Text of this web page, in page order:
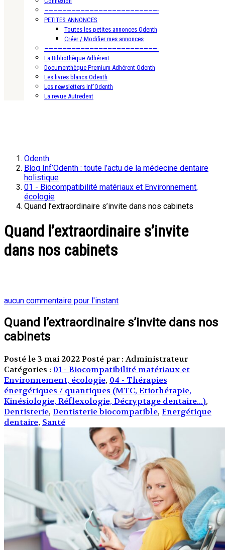
—————————————————————————-
PETITES ANNONCES
Toutes les petites annonces Odenth
Créer / Modifier mes annonces
—————————————————————————-
La Bibliothèque Adhérent
Documenthèque Premium Adhérent Odenth
Les livres blancs Odenth
Les newsletters Inf’Odenth
La revue Autredent
Odenth
Blog Inf’Odenth : toute l’actu de la médecine dentaire
holistique
01 - Biocompatibilité matériaux et Environnement,
écologie
Quand l’extraordinaire s’invite dans nos cabinets
Quand l’extraordinaire s’invite
dans nos cabinets
aucun commentaire pour l'instant
Quand l’extraordinaire s’invite dans nos
cabinets
Posté le 3 mai 2022Posté par : Administrateur
Catégories : 01 - Biocompatibilité matériaux et
Environnement, écologie, 04 - Thérapies
énergétiques / quantiques (MTC, Etiothérapie,
Kinésiologie, Réflexologie, Décryptage dentaire...),
Dentisterie, Dentisterie biocompatible, Energétique
dentaire, Santé